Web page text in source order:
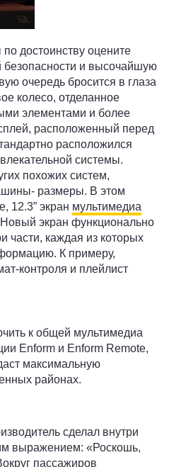
достоинству оцените
и высочайшую
очередь бросится в глаза
колесо, отделанное
элементами и более
расположенный перед
расположился
системы.
похожих систем,
размеры. В этом
12.3” экран мультимедиа
экран функционально
части, каждая из которых
К примеру,
контроля и плейлист
к общей мультимедиа
Enform и Enform Remote,
максимальную
районах.
сделал внутри
выражением: «Роскошь,
пассажиров